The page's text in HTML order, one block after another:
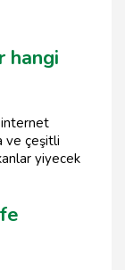
hangi
internet
ve çeşitli
yiyecek